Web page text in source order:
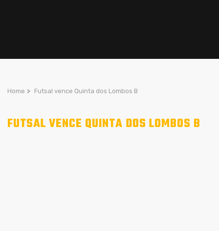
Home > Futsal vence Quinta dos Lombos B
FUTSAL VENCE QUINTA DOS LOMBOS B